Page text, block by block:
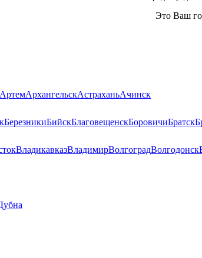
Это Ваш
АртемАрхангельскАстраханьАчинск
БерезникиБийскБлаговещенскБоровичиБратск
ВладикавказВладимирВолгоградВолгодонск